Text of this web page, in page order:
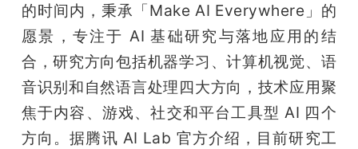
的时间内，秉承「Make AI Everywhere」的
愿景，专注于 AI 基础研究与落地应用的结
合，研究方向包括机器学习、计算机视觉、语
音识别和自然语言处理四大方向，技术应用聚
焦于内容、游戏、社交和平台工具型 AI 四个
方向。据腾讯 AI Lab 官方介绍，目前研究工